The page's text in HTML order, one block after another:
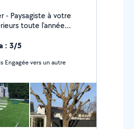
à votre
toute l'année
de vos espaces verts
pour l'entretien
à vos besoins et à
soignée et
et du travail bien fait.
et toute la banlieue
au dimanche Devis
rapide
: 3/5